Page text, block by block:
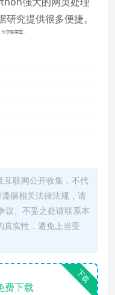
究提供很多便捷。
互联网公开收集，不代
循相关法律法规，请
议、不妥之处请联系本
真实性，避免上当受
下载
费下载